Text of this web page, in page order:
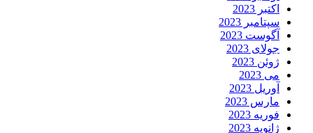
اکتبر 2023
سپتامبر 2023
آگوست 2023
جولای 2023
ژوئن 2023
می 2023
آوریل 2023
مارس 2023
فوریه 2023
ژانویه 2023